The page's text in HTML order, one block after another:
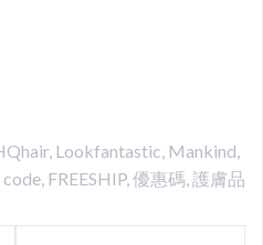
, Lookfantastic, Mankind,
, FREESHIP,優惠碼,護膚品